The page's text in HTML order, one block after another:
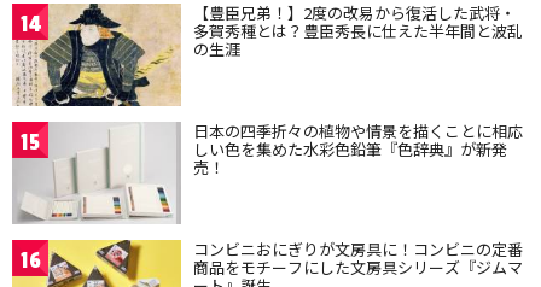
14 【豊臣兄弟！】2度の改易から復活した武将・
多賀秀種とは？豊臣秀長に仕えた半年間と波乱
の生涯
15 日本の四季折々の植物や情景を描くことに相応
しい色を集めた水彩色鉛筆『色辞典』が新発
売！
16 コンビニおにぎりが文房具に！コンビニの定番
商品をモチーフにした文房具シリーズ『ジムマ